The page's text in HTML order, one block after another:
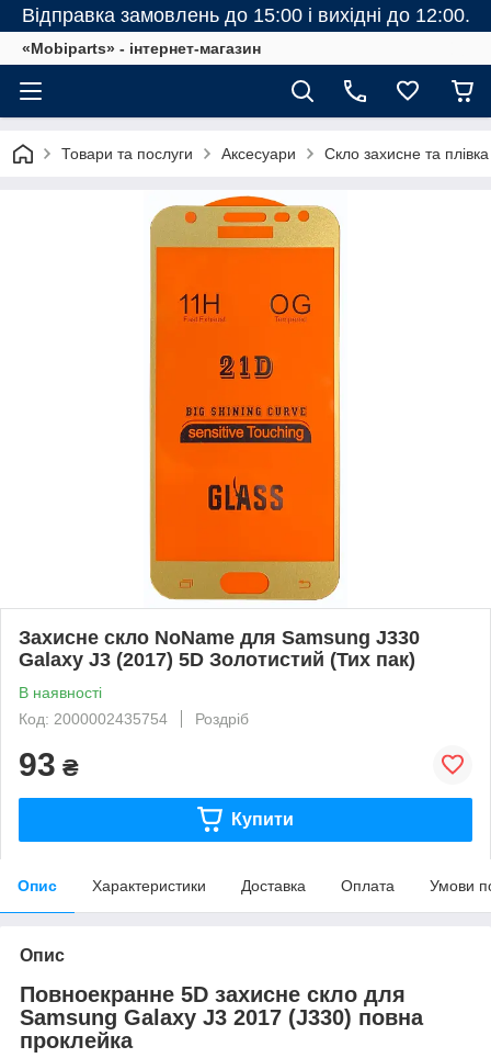
Відправка замовлень до 15:00 і вихідні до 12:00.
«Mobiparts» - інтернет-магазин
Товари та послуги Аксесуари Скло захисне та плівка
Захисне скло NoName для Samsung J330
Galaxy J3 (2017) 5D Золотистий (Тих пак)
В наявності
Код: 2000002435754
Роздріб
93 ₴
Купити
Опис Характеристики Доставка Оплата Умови
Опис
Повноекранне 5D захисне скло для
Samsung Galaxy J3 2017 (J330) повна
проклейка